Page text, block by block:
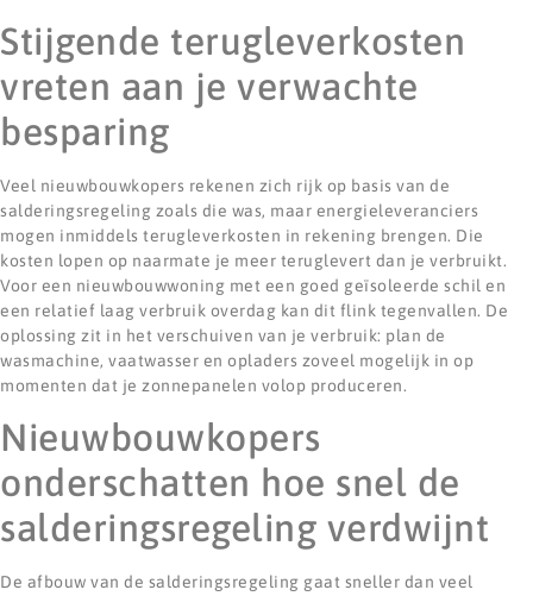
Stijgende terugleverkosten
vreten aan je verwachte
besparing
Veel nieuwbouwkopers rekenen zich rijk op basis van de
salderingsregeling zoals die was, maar energieleveranciers
mogen inmiddels terugleverkosten in rekening brengen. Die
kosten lopen op naarmate je meer teruglevert dan je verbruikt.
Voor een nieuwbouwwoning met een goed geïsoleerde schil en
een relatief laag verbruik overdag kan dit flink tegenvallen. De
oplossing zit in het verschuiven van je verbruik: plan de
wasmachine, vaatwasser en opladers zoveel mogelijk in op
momenten dat je zonnepanelen volop produceren.
Nieuwbouwkopers
onderschatten hoe snel de
salderingsregeling verdwijnt
De afbouw van de salderingsregeling gaat sneller dan veel